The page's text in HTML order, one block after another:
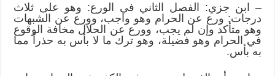
– ابن جزي: الفصل الثاني في الورع: وهو على ثلاث
درجات: ورع عن الحرام وهو واجب، وورع عن الشبهات
وهو متأكد وإن لم يجب، وورع عن الحلال مخافة الوقوع
في الحرام وهو فضيلة، وهو ترك ما لا بأس به حذراً مما
به بأس.